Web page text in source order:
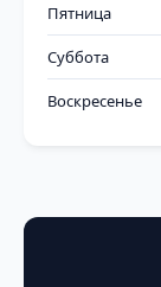
Пятница
Суббота
Воскресенье